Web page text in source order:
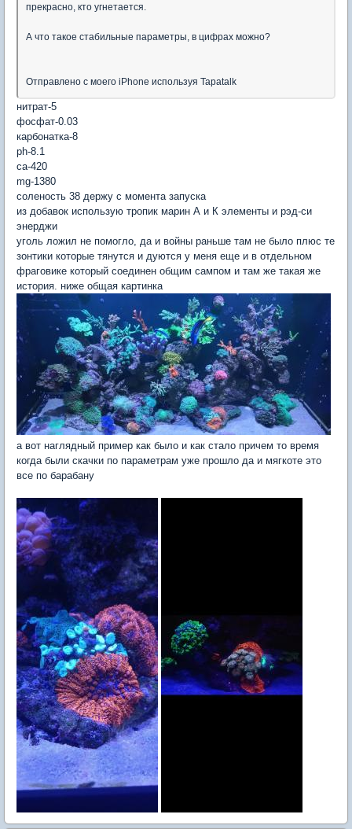
прекрасно, кто угнетается.
А что такое стабильные параметры, в цифрах можно?
Отправлено с моего iPhone используя Tapatalk
нитрат-5
фосфат-0.03
карбонатка-8
ph-8.1
ca-420
mg-1380
соленость 38 держу с момента запуска
из добавок использую тропик марин А и К элементы и рэд-си
энерджи
уголь ложил не помогло, да и войны раньше там не было плюс те
зонтики которые тянутся и дуются у меня еще и в отдельном
фраговике который соединен общим сампом и там же такая же
история. ниже общая картинка
а вот наглядный пример как было и как стало причем то время
когда были скачки по параметрам уже прошло да и мягкоте это
все по барабану